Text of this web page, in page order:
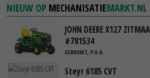
NIEUW OP MECHANISATIEMARKT.NL
JOHN DEERE X127
#781534
GEBRUIKT, P.O.A.
Steyr 6185 CVT